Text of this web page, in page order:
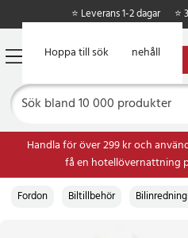
Hoppa till huvudinnehåll
Hoppa till sök
⭐ Leverans 1-2 dagar ⭐
Handla för över 299 kr och
få en hotellövernattning
Fordon Biltillbehör